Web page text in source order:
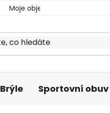
Moje objednávka
Brýle Sportovní obuv